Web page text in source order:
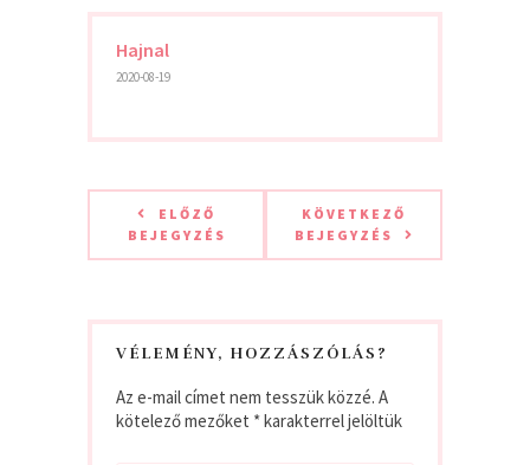
Hajnal
2020-08-19
ELŐZŐ
BEJEGYZÉS
KÖVETKEZŐ
BEJEGYZÉS
VÉLEMÉNY, HOZZÁSZÓLÁS?
Az e-mail címet nem tesszük közzé. A
kötelező mezőket *karakterrel jelöltük